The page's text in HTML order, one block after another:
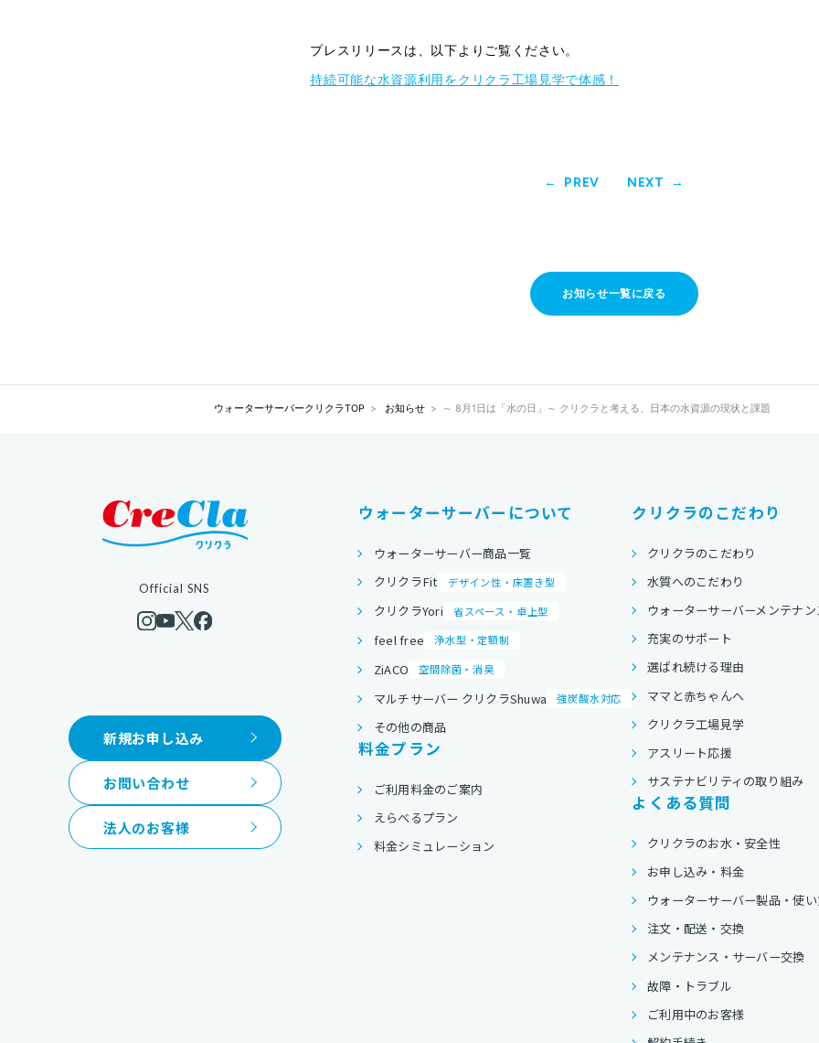
プレスリリースは、以下よりご覧ください。
持続可能な水資源利用をクリクラ工場見学で体感！
PREV NEXT
お知らせ一覧に戻る
ウォーターサーバークリクラTOP お知らせ ～ 8月1日は「水の日」～ クリクラと考える、日本の水資源の現状と課題
Official SNS
新規お申し込み
お問い合わせ
法人のお客様
ウォーターサーバーについて
ウォーターサーバー商品一覧
クリクラFit
デザイン性・床置き型
クリクラYori 省スペース・卓上型
feel free 浄水型・定額制
ZiACO 空間除菌・消臭
マルチサーバー クリクラShuwa 強炭酸水対応
その他の商品
料金プラン
ご利用料金のご案内
えらべるプラン
料金シミュレーション
クリクラのこだわり
クリクラのこだわり
水質へのこだわり
ウォーターサーバーメンテナ
充実のサポート
選ばれ続ける理由
ママと赤ちゃんへ
クリクラ工場見学
アスリート応援
サステナビリティの取り組み
よくある質問
クリクラのお水・安全性
お申し込み・料金
ウォーターサーバー製品・使
注文・配送・交換
メンテナンス・サーバー交換
故障・トラブル
ご利用中のお客様